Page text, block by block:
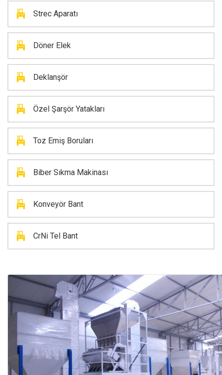
Strec Aparatı
Döner Elek
Deklanşör
Özel Şarşör Yatakları
Toz Emiş Boruları
Biber Sıkma Makinası
Konveyör Bant
CrNi Tel Bant